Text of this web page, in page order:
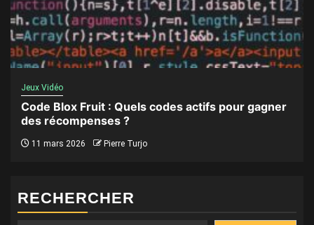
Jeux Vidéo
Code Blox Fruit : Quels codes actifs pour gagner
des récompenses ?
11 mars 2026 Pierre Turjo
RECHERCHER